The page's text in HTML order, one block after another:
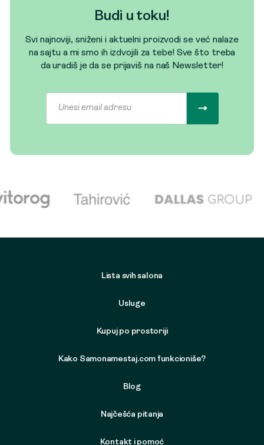
Budi u toku!
Svi najnoviji, sniženi i aktuelni proizvodi se već nalaze
na sajtu a mi smo ih izdvojili za tebe! Sve što treba
da uradiš je da se prijaviš na naš Newsletter!
Lista svih salona
Usluge
Kupuj po prostoriji
Kako Samonamestaj.com funkcioniše?
Blog
Najčešća pitanja
Kontakt i pomoć